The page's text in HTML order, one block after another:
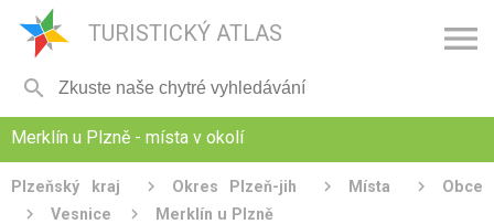
TURISTICKÝ ATLAS 

Merklín u Plzně - místa v okolí
Plzeňský kraj Okres Plzeň-jih Místa
Obce
Vesnice
Merklín u Plzně